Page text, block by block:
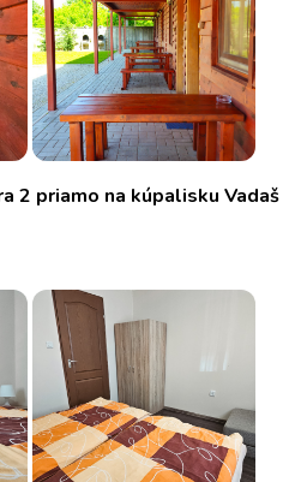
2 priamo na kúpalisku Vadaš